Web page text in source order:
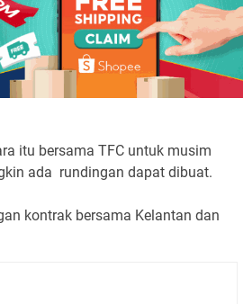
itu bersama TFC untuk musim
ada rundingan dapat dibuat.
kontrak bersama Kelantan dan